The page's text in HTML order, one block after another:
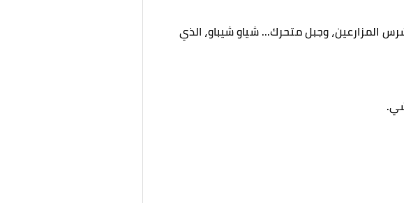
وجبل متحرك... شياو شيباو، الذي